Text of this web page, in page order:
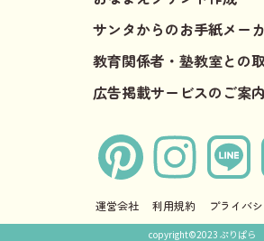
サンタからのお手紙メー
教育関係者・塾教室との
広告掲載サービスのご案内
運営会社 利用規約 プライバ
copyright©2023 ぷりぱら